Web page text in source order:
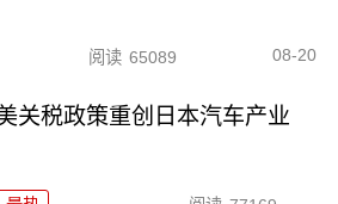
阅读 65089 08-20
关税政策重创日本汽车产业